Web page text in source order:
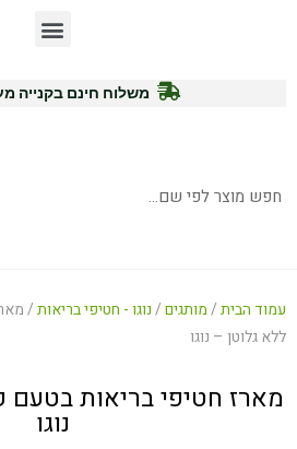
משלוח חינם בקנייה מעל 330
עמוד הבית/מותגים/נוגו - חטיפי בריאות/
ללא גלוטן – נוגו
מארז חטיפי בריאות בטעם
נוגו